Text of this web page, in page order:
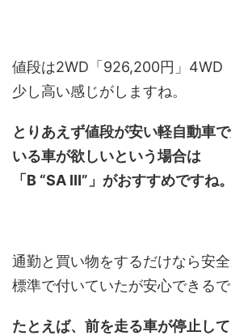
値段は2WD「926,200円」4WD
少し高い感じがしますね。
とりあえず値段が安い軽自動車
いる車が欲しいという場合は
「B “SA Ⅲ”」がおすすめですね。
通勤と買い物をするだけなら安
標準で付いていたが安心できるで
たとえば、前を走る車が停止し